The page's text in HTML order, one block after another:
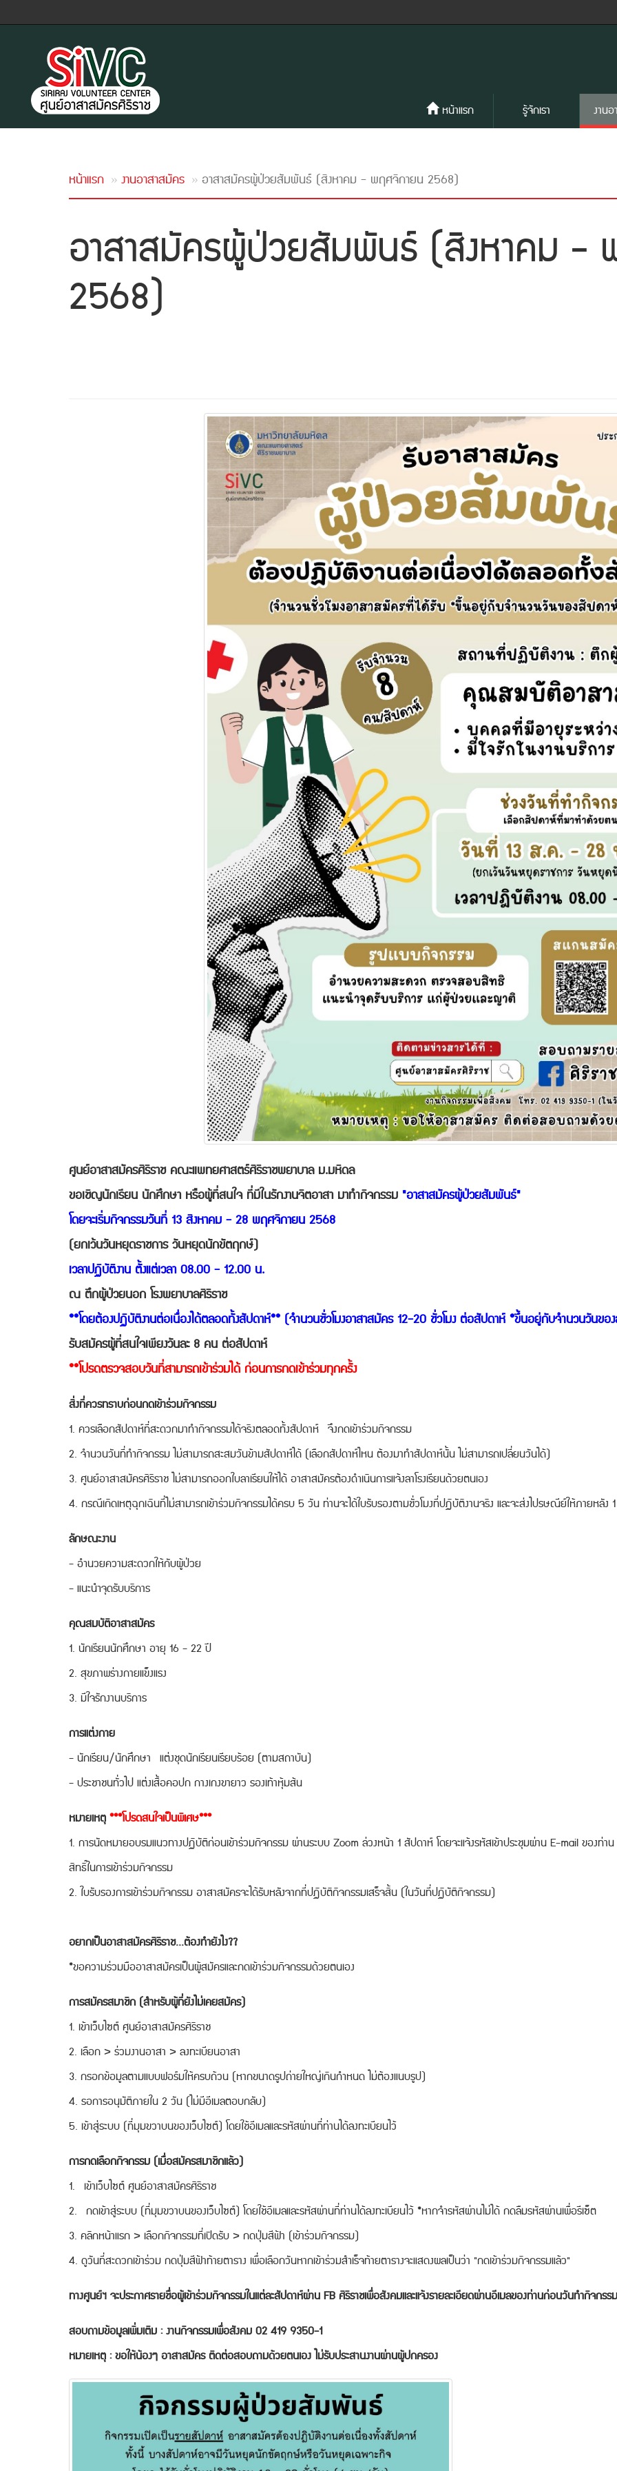
หน้าแรก รู้จักเรา งาน
หน้าแรก งานอาสาสมัคร อาสาสมัครผู้ป่วยสัมพันธ์ (สิงหาคม - พฤศจิกายน 2568)
อาสาสมัครผู้ป่วยสัมพันธ์ (สิงหาคม -
2568)
ศูนย์อาสาสมัครศิริราช คณะแพทยศาสตร์ศิริราชพยาบาล ม.มหิดล
ขอเชิญนักเรียน นักศึกษา หรือผู้ที่สนใจ ที่มีในรักงานจิตอาสา มาทำกิจกรรม "อาสาสมัครผู้ป่วยสัมพันธ์"
โดยจะเริ่มกิจกรรมวันที่ 13 สิงหาคม - 28 พฤศจิกายน 2568
(ยกเว้นวันหยุดราชการ วันหยุดนักขัตฤกษ์)
เวลาปฏิบัติงาน ตั้งแต่เวลา 08.00 - 12.00 น.
ณ ตึกผู้ป่วยนอก โรงพยาบาลศิริราช
**โดยต้องปฏิบัติงานต่อเนื่องได้ตลอดทั้งสัปดาห์** (จำนวนชั่วโมงอาสาสมัคร 12-20 ชั่วโมง ต่อสัปดาห์ *ขึ้นอยู่กับจำนวนวันข
รับสมัครผู้ที่สนใจเพียงวันละ 8 คน ต่อสัปดาห์
**โปรดตรวจสอบวันที่สามารถเข้าร่วมได้ ก่อนการกดเข้าร่วมทุกครั้ง
สิ่งที่ควรทราบก่อนกดเข้าร่วมกิจกรรม
1. ควรเลือกสัปดาห์ที่สะดวกมาทำกิจกรรมได้จริงตลอดทั้งสัปดาห์ จึงกดเข้าร่วมกิจกรรม
2. จำนวนวันที่ทำกิจกรรม ไม่สามารถสะสมวันข้ามสัปดาห์ได้ (เลือกสัปดาห์ไหน ต้องมาทำสัปดาห์นั้น ไม่สามารถเปลี่ยนวันได้)
3. ศูนย์อาสาสมัครศิริราช ไม่สามารถออกใบลาเรียนให้ได้ อาสาสมัครต้องดำเนินการแจ้งลาโรงเรียนด้วยตนเอง
4. กรณีเกิดเหตุฉุกเฉินที่ไม่สามารถเข้าร่วมกิจกรรมได้ครบ 5 วัน ท่านจะได้ใบรับรองตามชั่วโมงที่ปฏิบัติงานจริง และจะส่งไปรษณีย์ให้ภายหลั
ลักษณะงาน
- อำนวยความสะดวกให้กับผู้ป่วย
- แนะนำจุดรับบริการ
คุณสมบัติอาสาสมัคร
1. นักเรียนนักศึกษา อายุ 16 - 22 ปี
2. สุขภาพร่างกายแข็งแรง
3. มีใจรักงานบริการ
การแต่งกาย
- นักเรียน/นักศึกษา แต่งชุดนักเรียนเรียบร้อย (ตามสถาบัน)
- ประชาชนทั่วไป แต่งเสื้อคอปก กางเกงขายาว รองเท้าหุ้มส้น
หมายเหตุ***โปรดสนใจเป็นพิเศษ***
1. การนัดหมายอบรมแนวทางปฏิบัติก่อนเข้าร่วมกิจกรรม ผ่านระบบ Zoom ล่วงหน้า 1 สัปดาห์ โดยจะแจ้งรหัสเข้าประชุมผ่าน E-mail ของท่า
สิทธิ์ในการเข้าร่วมกิจกรรม
2. ใบรับรองการเข้าร่วมกิจกรรม อาสาสมัครจะได้รับหลังจากที่ปฏิบัติกิจกรรมเสร็จสิ้น (ในวันที่ปฏิบัติกิจกรรม)
อยากเป็นอาสาสมัครศิริราช...ต้องทำยังไง??
​*ขอความร่วมมืออาสาสมัครเป็นผู้สมัครและกดเข้าร่วมกิจกรรมด้วยตนเอง
การสมัครสมาชิก (สำหรับผู้ที่ยังไม่เคยสมัคร)
1. เข้าเว็บไซต์ ศูนย์อาสาสมัครศิริราช
2. เลือก > ร่วมงานอาสา > ลงทะเบียนอาสา
3. กรอกข้อมูลตามแบบฟอร์มให้ครบถ้วน (หากขนาดรูปถ่ายใหญ่เกินกำหนด ไม่ต้องแนบรูป)
4. รอการอนุมัติภายใน 2 วัน (ไม่มีอีเมลตอบกลับ)
5. เข้าสู่ระบบ (ที่มุมขวาบนของเว็บไซต์) โดยใช้อีเมลและรหัสผ่านที่ท่านได้ลงทะเบียนไว้
การกดเลือกกิจกรรม (เมื่อสมัครสมาชิกแล้ว)
1. เข้าเว็บไซต์ ศูนย์อาสาสมัครศิริราช
2. กดเข้าสู่ระบบ (ที่มุมขวาบนของเว็บไซต์) โดยใช้อีเมลและรหัสผ่านที่ท่านได้ลงทะเบียนไว้ *หากจำรหัสผ่านไม่ได้ กดลืมรหัสผ่านเพื่อรีเซ็ต
3. คลิกหน้าแรก > เลือกกิจกรรมที่เปิดรับ > กดปุ่มสีฟ้า (เข้าร่วมกิจกรรม)
4. ดูวันที่สะดวกเข้าร่วม กดปุ่มสีฟ้าท้ายตาราง เพื่อเลือกวันหากเข้าร่วมสำเร็จท้ายตารางจะแสดงผลเป็นว่า "กดเข้าร่วมกิจกรรมแล้ว"
ทางศูนย์ฯ จะประกาศรายชื่อผู้เข้าร่วมกิจกรรมในแต่ละสัปดาห์ผ่าน FB ศิริราชเพื่อสังคมและแจ้งรายละเอียดผ่านอีเมลของท่านก่อนวันทำกิจกร
สอบถามข้อมูลเพิ่มเติม : งานกิจกรรมเพื่อสังคม 02 419 9350-1
หมายเหตุ : ขอให้น้องๆ อาสาสมัคร ติดต่อสอบถามด้วยตนเอง ไม่รับประสานงานผ่านผู้ปกครอง